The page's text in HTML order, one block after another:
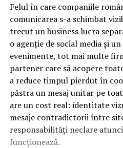
Felul în care companiile
comunicarea s-a schimbat
trecut un business lucra
o agenție de social media și
evenimente, tot mai multe
partener care să acopere
a reduce timpul pierdut în
păstra un mesaj unitar pe
are un cost real: identitate
mesaje contradictorii între
responsabilități neclare
funcționează.